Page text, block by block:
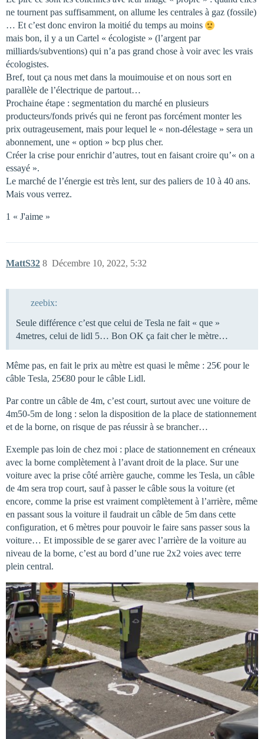
ne tournent pas suffisamment, on allume les centrales à gaz (fossile)
… Et c’est donc environ la moitié du temps au moins
mais bon, il y a un Cartel « écologiste » (l’argent par
milliards/subventions) qui n’a pas grand chose à voir avec les vrais
écologistes.
Bref, tout ça nous met dans la mouimouise et on nous sort en
parallèle de l’électrique de partout…
Prochaine étape : segmentation du marché en plusieurs
producteurs/fonds privés qui ne feront pas forcément monter les
prix outrageusement, mais pour lequel le « non-délestage » sera un
abonnement, une « option » bcp plus cher.
Créer la crise pour enrichir d’autres, tout en faisant croire qu’« on a
essayé ».
Le marché de l’énergie est très lent, sur des paliers de 10 à 40 ans.
Mais vous verrez.
1 « J'aime »
MattS32 Décembre 10, 2022, 5:32
8
zeebix:
Seule différence c’est que celui de Tesla ne fait « que »
4metres, celui de lidl 5… Bon OK ça fait cher le mètre…
Même pas, en fait le prix au mètre est quasi le même : 25€ pour le
câble Tesla, 25€80 pour le câble Lidl.
Par contre un câble de 4m, c’est court, surtout avec une voiture de
4m50-5m de long : selon la disposition de la place de stationnement
et de la borne, on risque de pas réussir à se brancher…
Exemple pas loin de chez moi : place de stationnement en créneaux
avec la borne complètement à l’avant droit de la place. Sur une
voiture avec la prise côté arrière gauche, comme les Tesla, un câble
de 4m sera trop court, sauf à passer le câble sous la voiture (et
encore, comme la prise est vraiment complètement à l’arrière, même
en passant sous la voiture il faudrait un câble de 5m dans cette
configuration, et 6 mètres pour pouvoir le faire sans passer sous la
voiture… Et impossible de se garer avec l’arrière de la voiture au
niveau de la borne, c’est au bord d’une rue 2x2 voies avec terre
plein central.